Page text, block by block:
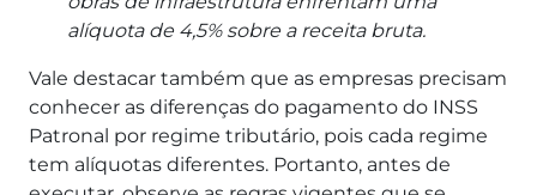
alíquota de 4,5% sobre a receita bruta.
Vale destacar também que as empresas precisam
conhecer as diferenças do pagamento do INSS
Patronal por regime tributário, pois cada regime
tem alíquotas diferentes. Portanto, antes de